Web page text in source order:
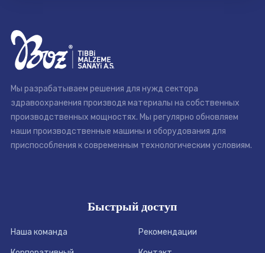
Мы разрабатываем решения для нужд сектора
здравоохранения производя материалы на собственных
производственных мощностях. Мы регулярно обновляем
наши производственные машины и оборудования для
приспособления к современным технологическим условиям.
Быстрый доступ
Наша команда Рекомендации